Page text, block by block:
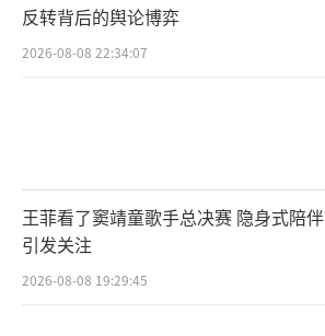
反转背后的舆论博弈
2026-08-08 22:34:07
王菲看了窦靖童歌手总决赛 隐身式陪伴
引发关注
2026-08-08 19:29:45